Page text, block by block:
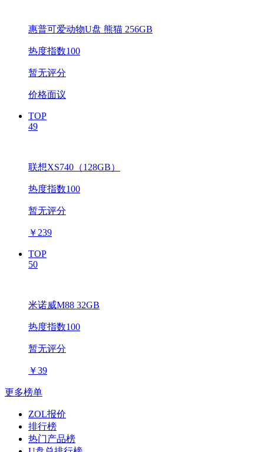
惠普可爱动物U盘 熊猫 256GB
热度指数100
暂无评分
价格面议
TOP
49
联想XS740（128GB）
热度指数100
暂无评分
￥ 239
TOP
50
米诺威M88 32GB
热度指数100
暂无评分
￥39
更多榜单
ZOL报价
排行榜
热门产品榜